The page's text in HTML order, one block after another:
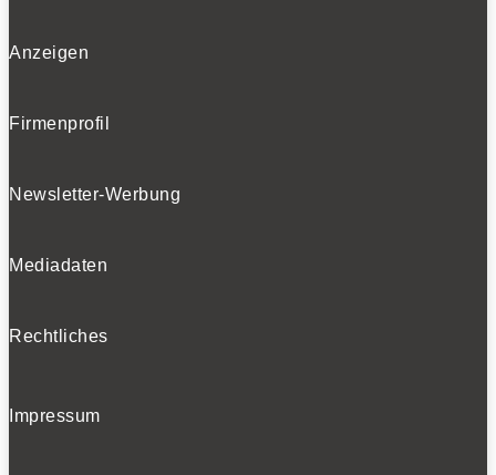
Anzeigen
Firmenprofil
Newsletter-Werbung
Mediadaten
Rechtliches
Impressum